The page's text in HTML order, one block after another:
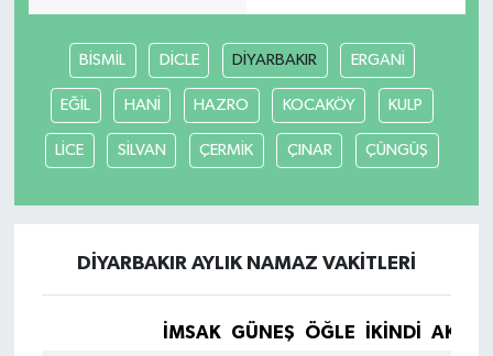
BİSMİL DİCLE DİYARBAKIR ERGANİ
EĞİL HANİ HAZRO KOCAKÖY KULP
LİCE SİLVAN ÇERMİK ÇINAR ÇÜNGÜŞ
DİYARBAKIR AYLIK NAMAZ VAKITLERI
İMSAK GÜNEŞ ÖĞLE İKINDI